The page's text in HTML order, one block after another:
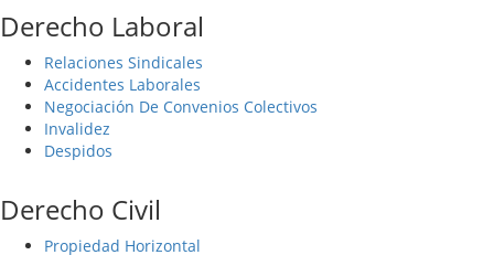
Derecho Laboral
Relaciones Sindicales
Accidentes Laborales
Negociación De Convenios Colectivos
Invalidez
Despidos
Derecho Civil
Propiedad Horizontal